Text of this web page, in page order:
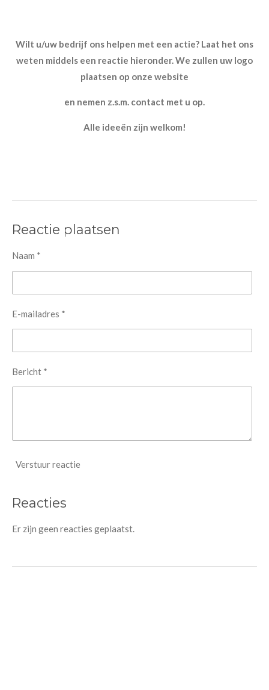
Wilt u/uw bedrijf ons helpen met een actie? Laat het ons
weten middels een reactie hieronder. We zullen uw logo
plaatsen op onze website
en nemen z.s.m. contact met u op.
Alle ideeën zijn welkom!
Reactie plaatsen
Naam *
E-mailadres *
Bericht *
Verstuur reactie
Reacties
Er zijn geen reacties geplaatst.